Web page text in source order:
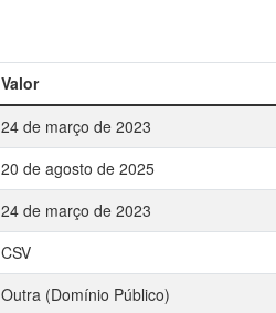
Valor
24 de março de 2023
20 de agosto de 2025
24 de março de 2023
CSV
Outra (Domínio Público)